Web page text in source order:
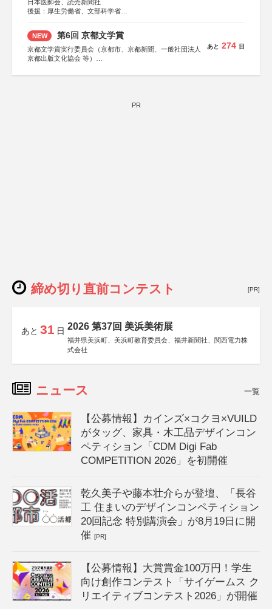
日本医師会、読売新聞社
後援：厚生労働省、文部科学省
しん生命保険株式会社
NEW
第6回 京都文学賞
京都文学賞実行委員会（京都市、京都新聞、一般社団法人
京都出版文化協会 等）
KADOKAWA、河出書房新社、幻冬舎、講談社、光文社、
あと 274 日
PR
締め切り直前コンテスト [PR]
あと 31 日 2026 第37回 美浜美術展
福井県美浜町、美浜町教育委員会、福井新聞社、関西電力株
式会社
ニュース 一覧
【公募情報】カインズ×コクヨ×VUILD
がタッグ、家具・木工品デザインコン
ペティション「CDM Digi Fab
COMPETITION 2026」を初開催
乾久美子や藤本壮介らが登壇、「長谷
工 住まいのデザインコンペティション
20回記念 特別講演会」が8月19日に開
催[PR]
【公募情報】大賞賞金100万円！学生
向け創作コンテスト「サイゲームス ク
リエイティブコンテスト2026」が開催